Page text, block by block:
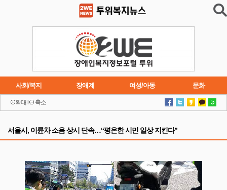
사회/복지 장애계 여성/아동 문화
이슈 연재소설
확대 축소
서울시, 이륜차 소음 상시 단속…“평온한 시민 일상 지킨다”